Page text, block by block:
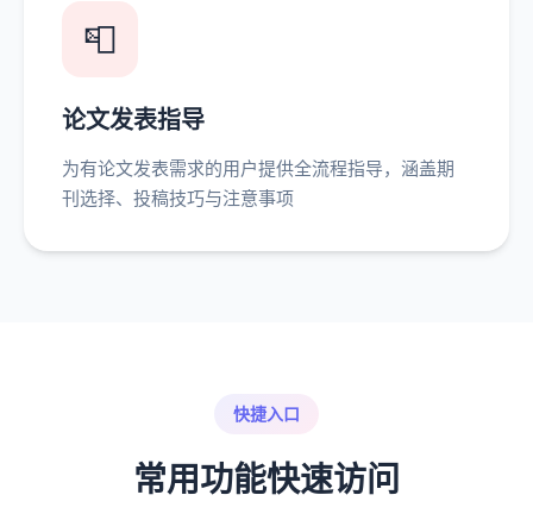
📮
论文发表指导
为有论文发表需求的用户提供全流程指导，涵盖期
刊选择、投稿技巧与注意事项
快捷入口
常用功能快速访问